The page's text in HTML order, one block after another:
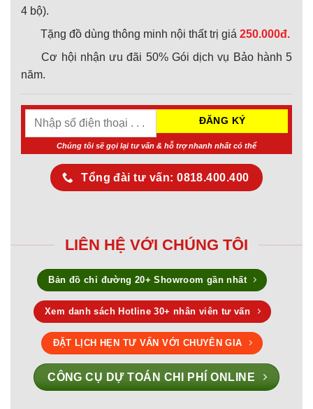
4 bộ).
Tặng đồ dùng thông minh nội thất trị giá 250.000đ.
Cơ hội nhận ưu đãi 50% Gói dịch vụ Bảo hành 5
năm.
Chúng tôi sẽ gọi lại tư vấn & hỗ trợ nhanh nhất có thể
Tổng đài tư vấn: 0818.400.400
LIÊN HỆ VỚI CHÚNG TÔI
Bản đồ chỉ đường 20+ Showroom gần nhất
Xem danh sách Hotline 30+ nhân viên tư vấn
ĐẶT LỊCH HẸN TƯ VẤN VỚI CHUYÊN GIA
CÔNG CỤ DỰ TOÁN CHI PHÍ ONLINE